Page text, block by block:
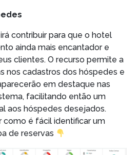
contribuir para que o hotel
ainda mais encantador e
clientes. O recurso permite a
nos cadastros dos hóspedes e
em destaque nas
facilitando então um
aos hóspedes desejados.
como é fácil identificar um
de reservas